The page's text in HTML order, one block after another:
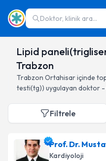
Doktor, klinik ara...
Lipid
Trabzon
Trabzon Ortahisariçinde
testi(tg)) uygulayan doktor -
Filtrele
Prof. Dr.
Kardiyoloji